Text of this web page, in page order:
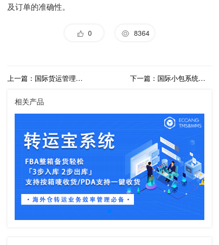
及订单的准确性。
0 8364
上一篇：国际货运管理系统多不多？哪个系统更值得选择？ 下一篇：国际小包系统作用有哪些？国际小包业务会遇到什么难题？
相关产品